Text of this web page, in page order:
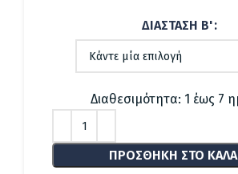
ΔΙΆΣΤΑΣΗ Β'
Διαθεσιμότητα: 1 έως 7
ΠΡΟΣΘΉΚΗ ΣΤΟ